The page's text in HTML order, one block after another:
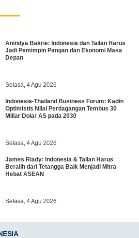
Anindya Bakrie: Indonesia dan Tailan Harus
Jadi Pemimpin Pangan dan Ekonomi Masa
Depan
Selasa, 4 Agu 2026
Indonesia-Thailand Business Forum: Kadin
Optimistis Nilai Perdagangan Tembus 30
Miliar Dolar AS pada 2030
Selasa, 4 Agu 2026
James Riady: Indonesia & Tailan Harus
Beralih dari Tetangga Baik Menjadi Mitra
Hebat ASEAN
Selasa, 4 Agu 2026